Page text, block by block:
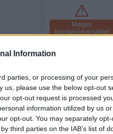
Information
parties, or processing of your
us, please use the below opt-out
opt-out request is processed
information utilized by us
opt-out. You may separately
third parties on the IAB’s list of
Magas
középhőmérséklet
középhőmérséklet
Magas
középhőmérséklet